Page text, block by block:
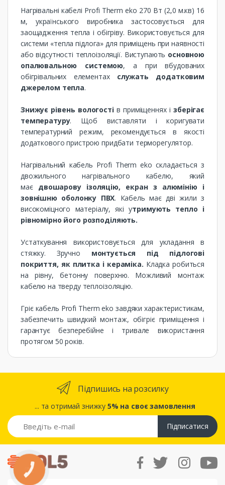
Нагрівальні кабелі Profi Therm eko 270 Вт (2,0 м.кв) 16
м, українського виробника застосовується для
заощадження тепла і обігріву. Використовується для
системи «тепла підлога» для приміщень при наявності
або відсутності теплоізоляції. Виступають основною
опалювальною системою, а при вбудованих
обігрівальних елементах служать додатковим
джерелом тепла.
Знижує рівень вологостів приміщеннях ізберігає
температуру. Щоб виставляти і коригувати
температурний режим, рекомендується в якості
додаткового пристрою придбати терморегулятор.
Нагрівальний кабель Profi Therm eko ​​складається з
двожильного нагрівального кабелю, який
має двошарову ізоляцію, екран з алюмінію і
зовнішню оболонку ПВХ. Кабель має дві жили з
високоміцного матеріалу, які утримують тепло і
рівномірно його розподіляють.
Устаткування використовується для укладання в
стяжку. Зручно монтується під підлогові
покриття, як плитка і кераміка. Кладка робиться
на рівну, бетонну поверхню. Можливий монтаж
кабелю на тверду теплоізоляцію.
Гріє кабель Profi Therm eko ​​завдяки характеристикам,
забезпечить швидкий монтаж, обігріє приміщення і
гарантує безперебійне і тривале використання
протягом 50 років.
Підпишись на розсилку
... та отримай знижку 5% на своє замовлення
Підписатися
КНОПКА
ЗВ'ЯЗКУ